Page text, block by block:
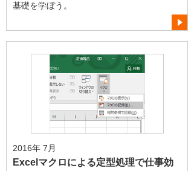
基礎を学ぼう。
2016年 7月
Excelマクロによる定型処理で仕事効